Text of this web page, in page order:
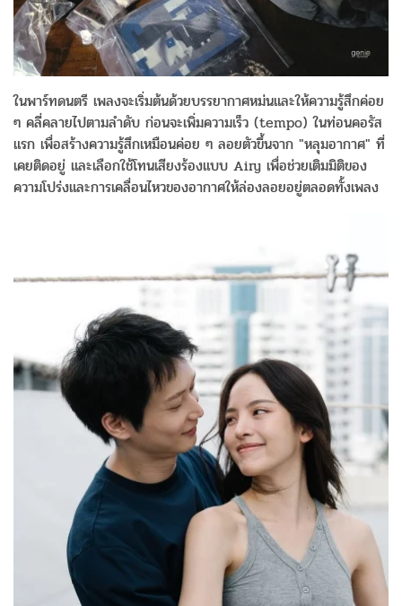
ในพาร์ทดนตรี เพลงจะเริ่มต้นด้วยบรรยากาศหม่นและให้ความรู้สึกค่อย
ๆ คลี่คลายไปตามลำดับ ก่อนจะเพิ่มความเร็ว (tempo) ในท่อนคอรัส
แรก เพื่อสร้างความรู้สึกเหมือนค่อย ๆ ลอยตัวขึ้นจาก "หลุมอากาศ" ที่
เคยติดอยู่ และเลือกใช้โทนเสียงร้องแบบ Airy เพื่อช่วยเติมมิติของ
ความโปร่งและการเคลื่อนไหวของอากาศให้ล่องลอยอยู่ตลอดทั้งเพลง